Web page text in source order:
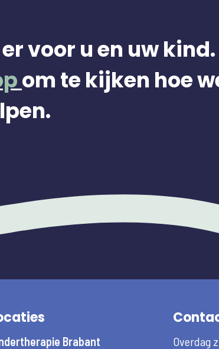
voor u en uw kind.
om te kijken hoe
Brabant
Overdag